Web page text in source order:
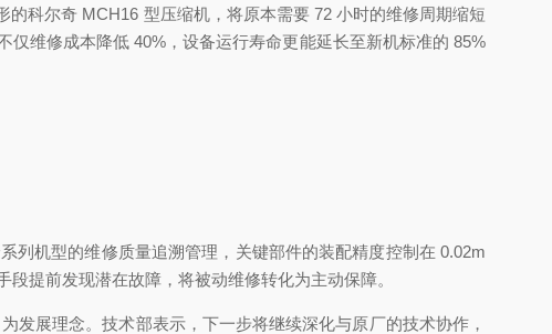
科尔奇 MCH16 型压缩机，将原本需要 72 小时的维修周期缩短
维修成本降低 40%，设备运行寿命更能延长至新机标准的 85%
列机型的维修质量追溯管理，关键部件的装配精度控制在 0.02m
提前发现潜在故障，将被动维修转化为主动保障。
发展理念。技术部表示，下一步将继续深化与原厂的技术协作，